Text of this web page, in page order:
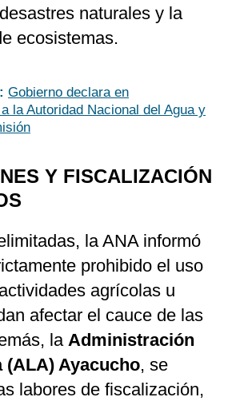
naturales y la
ecosistemas.
Gobierno declara en
la Autoridad Nacional del Agua y
Y FISCALIZACIÓN
la ANA informó
prohibido el uso
agrícolas u
afectar el cauce de las
la Administración
(ALA) Ayacucho, se
labores de fiscalización,